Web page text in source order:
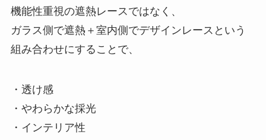
機能性重視の遮熱レースではなく、
ガラス側で遮熱＋室内側でデザインレースという
組み合わせにすることで、
・透け感
・やわらかな採光
・インテリア性